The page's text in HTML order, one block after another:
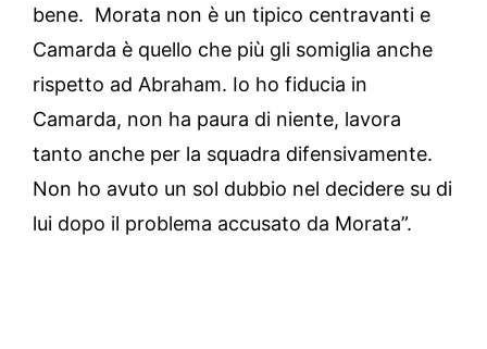
bene. Morata non è un tipico centravanti e
Camarda è quello che più gli somiglia anche
rispetto ad Abraham. Io ho fiducia in
Camarda, non ha paura di niente, lavora
tanto anche per la squadra difensivamente.
Non ho avuto un sol dubbio nel decidere su di
lui dopo il problema accusato da Morata”.